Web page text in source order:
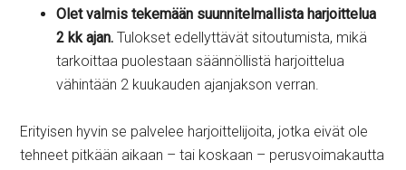
Olet valmis tekemään suunnitelmallista harjoittelua
2 kk ajan. Tulokset edellyttävät sitoutumista, mikä
tarkoittaa puolestaan säännöllistä harjoittelua
vähintään 2 kuukauden ajanjakson verran.
Erityisen hyvin se palvelee harjoittelijoita, jotka eivät ole
tehneet pitkään aikaan – tai koskaan – perusvoimakautta